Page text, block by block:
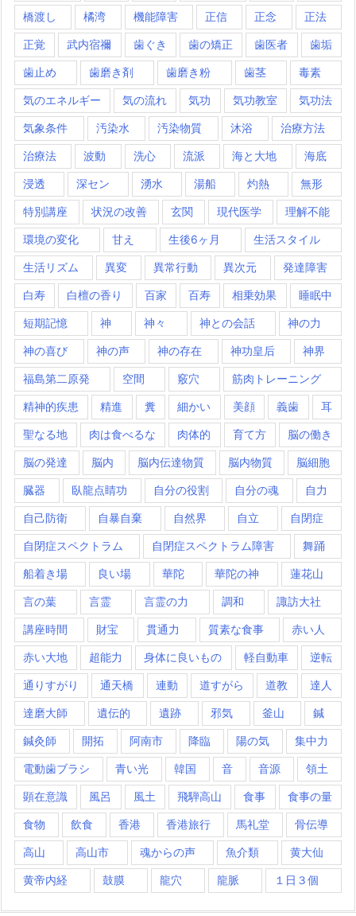
橋渡し 橘湾 機能障害 正信 正念 正法
正覚 武内宿禰 歯ぐき 歯の矯正 歯医者 歯垢
歯止め 歯磨き剤 歯磨き粉 歯茎 毒素
気のエネルギー 気の流れ 気功 気功教室 気功法
気象条件 汚染水 汚染物質 沐浴 治療方法
治療法 波動 洗心 流派 海と大地 海底
浸透 深セン 湧水 湯船 灼熱 無形
特別講座 状況の改善 玄関 現代医学 理解不能
環境の変化 甘え 生後6ヶ月 生活スタイル
生活リズム 異変 異常行動 異次元 発達障害
白寿 白檀の香り 百家 百寿 相乗効果 睡眠中
短期記憶 神 神々 神との会話 神の力
神の喜び 神の声 神の存在 神功皇后 神界
福島第二原発 空間 竅穴 筋肉トレーニング
精神的疾患 精進 糞 細かい 美顔 義歯 耳
聖なる地 肉は食べるな 肉体的 育て方 脳の働き
脳の発達 脳内 脳内伝達物質 脳内物質 脳細胞
臓器 臥龍点睛功 自分の役割 自分の魂 自力
自己防衛 自暴自棄 自然界 自立 自閉症
自閉症スペクトラム 自閉症スペクトラム障害 舞踊
船着き場 良い場 華陀 華陀の神 蓮花山
言の葉 言霊 言霊の力 調和 諏訪大社
講座時間 財宝 貫通力 質素な食事 赤い人
赤い大地 超能力 身体に良いもの 軽自動車 逆転
通りすがり 通天橋 連動 道すがら 道教 達人
達磨大師 遺伝的 遺跡 邪気 釜山 鍼
鍼灸師 開拓 阿南市 降臨 陽の気 集中力
電動歯ブラシ 青い光 韓国 音 音源 領土
顕在意識 風呂 風土 飛騨高山 食事 食事の量
食物 飲食 香港 香港旅行 馬礼堂 骨伝導
高山 高山市 魂からの声 魚介類 黄大仙
黄帝内経 鼓膜 龍穴 龍脈 １日３個